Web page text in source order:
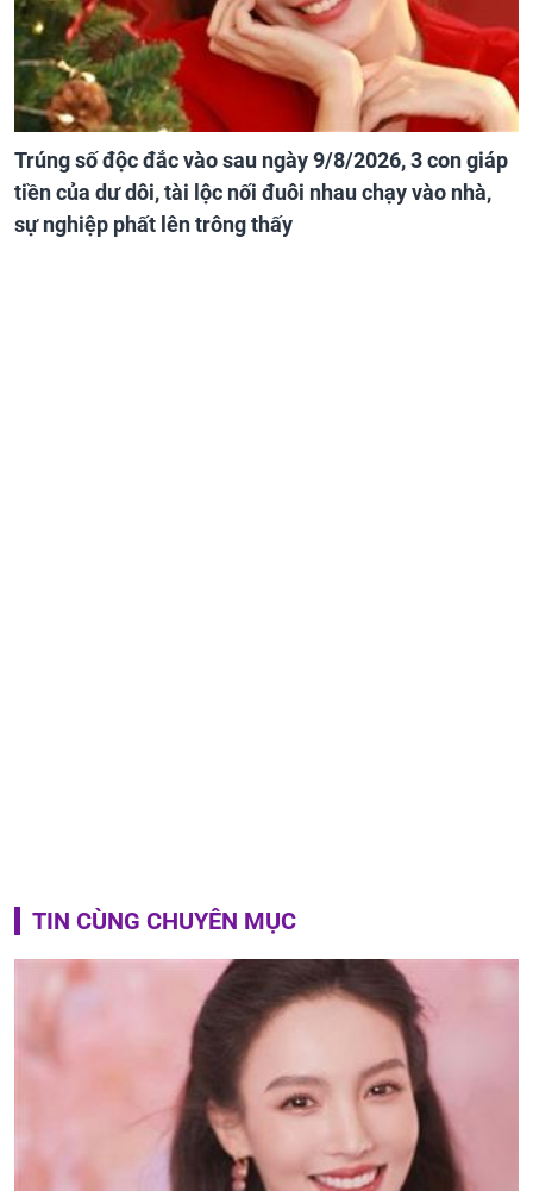
Trúng số độc đắc vào sau ngày 9/8/2026, 3 con giáp
tiền của dư dôi, tài lộc nối đuôi nhau chạy vào nhà,
sự nghiệp phất lên trông thấy
TIN CÙNG CHUYÊN MỤC